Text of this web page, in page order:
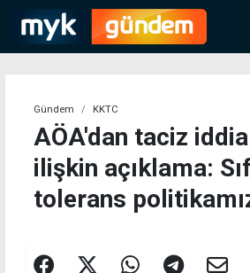
Gündem KKTC
AÖA'dan taciz
ilişkin açıklama:
tolerans